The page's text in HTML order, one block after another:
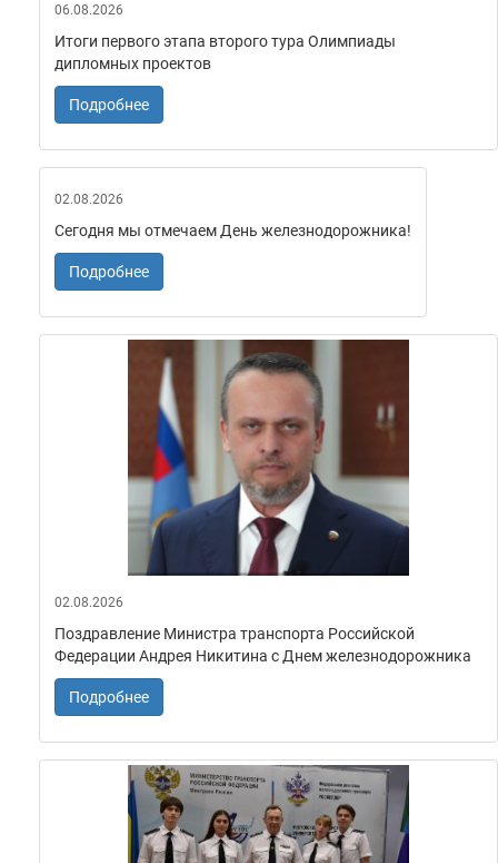
06.08.2026
Итоги первого этапа второго тура Олимпиады
дипломных проектов
Подробнее
02.08.2026
Сегодня мы отмечаем День железнодорожника!
Подробнее
02.08.2026
Поздравление Министра транспорта Российской
Федерации Андрея Никитина с Днем железнодорожника
Подробнее